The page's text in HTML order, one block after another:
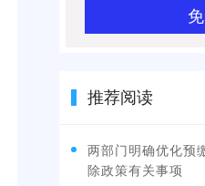
推荐阅读
两部门明确优化预
除政策有关事项